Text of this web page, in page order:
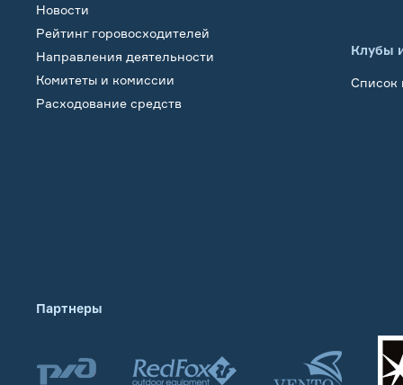
Новости
Рейтинг горовосходителей
Направления деятельности
Комитеты и комиссии
Расходование средств
Клубы
Список
Партнеры